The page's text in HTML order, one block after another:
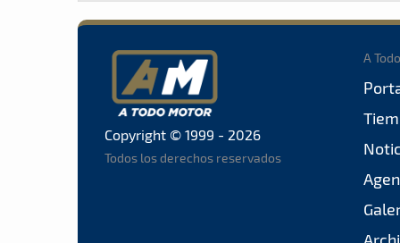
Copyright © 1999 - 2026
Todos los derechos reservados
A